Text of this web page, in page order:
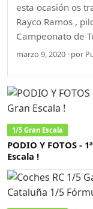
esta ocasión os
Rayco Ramos ,
Campeonato de
marzo 9, 2020 · por
1/5 Gran Escala
PODIO Y FOTOS -
Escala !